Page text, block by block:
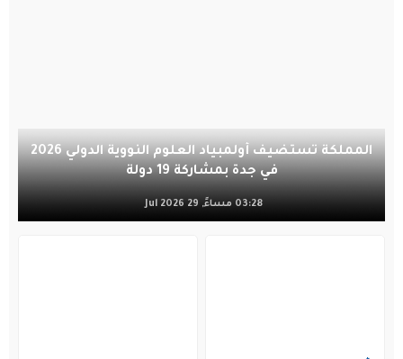
المملكة تستضيف أولمبياد العلوم النووية الدولي 2026
في جدة بمشاركة 19 دولة
03:28 مساءً, 29 Jul 2026